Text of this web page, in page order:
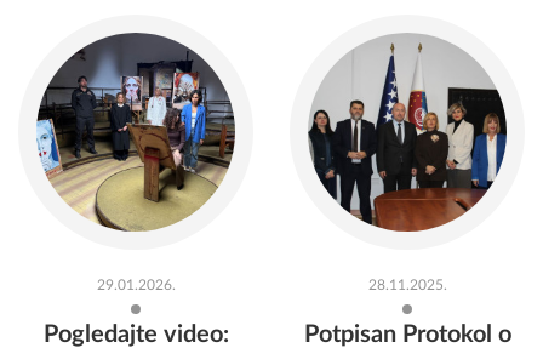
29.01.2026.
Pogledajte video:
28.11.2025.
Potpisan Protokol o